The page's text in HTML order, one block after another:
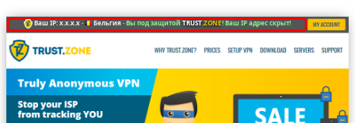
Ваш IP: x.x.x.x · Бельгия ·Вы под защитойTRUST.ZONE! Ваш IP адрес скрыт!